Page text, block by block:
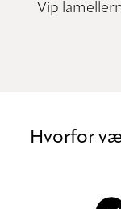
Vip
Hvorfor